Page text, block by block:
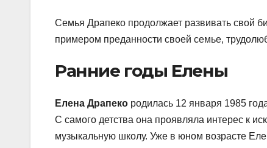
Семья Драпеко продолжает развивать свой
примером преданности своей семье,
Ранние годы Елены
Елена Драпеко родилась 12 января 1985
С самого детства она проявляла интерес к
музыкальную школу. Уже в юном возрасте